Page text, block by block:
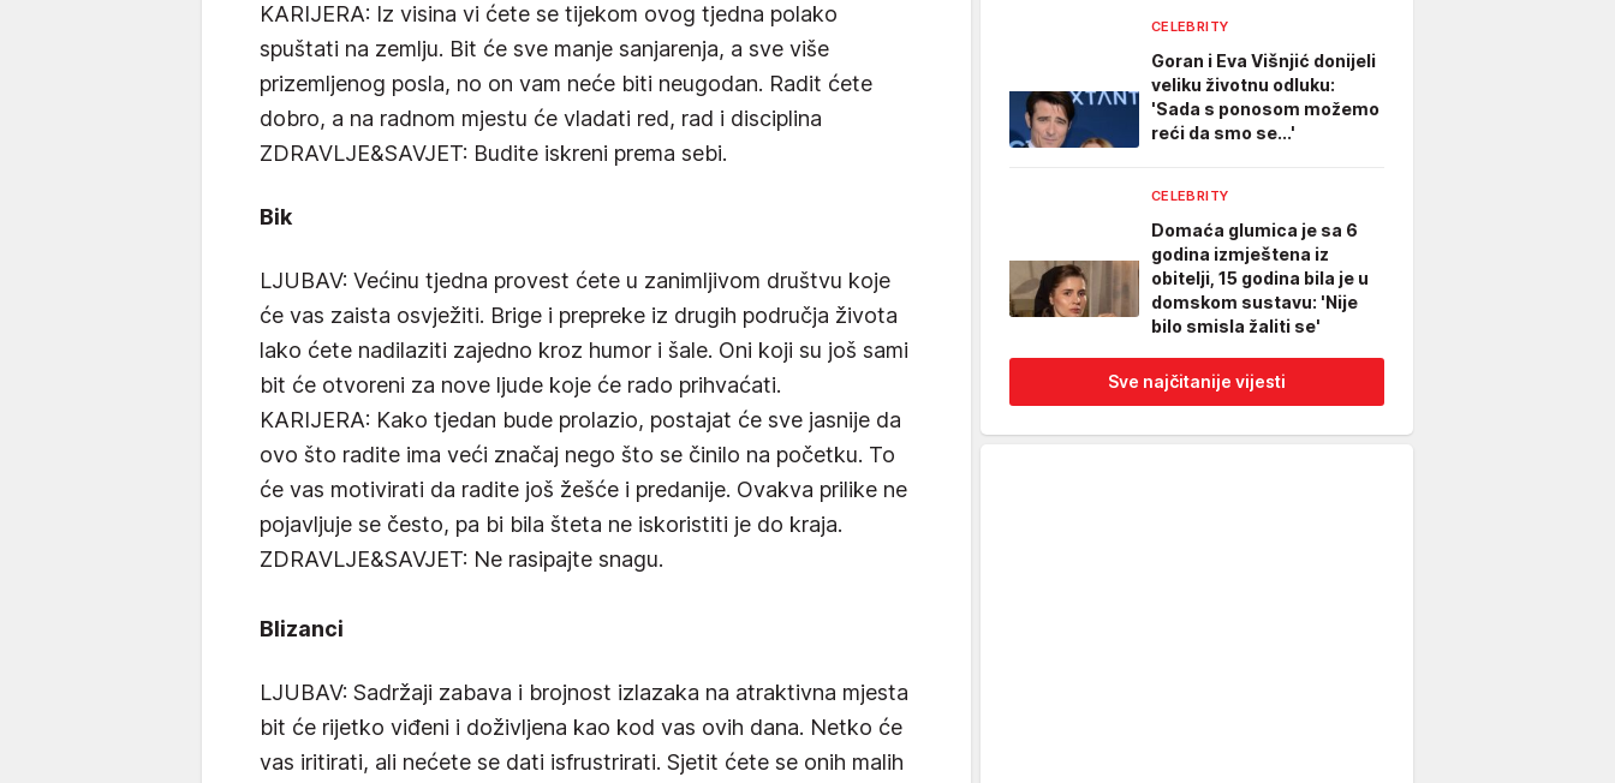
KARIJERA: Iz visina vi ćete se tijekom ovog tjedna polako
spuštati na zemlju. Bit će sve manje sanjarenja, a sve više
prizemljenog posla, no on vam neće biti neugodan. Radit ćete
dobro, a na radnom mjestu će vladati red, rad i disciplina
ZDRAVLJE&SAVJET: Budite iskreni prema sebi.
Bik
LJUBAV: Većinu tjedna provest ćete u zanimljivom društvu koje
će vas zaista osvježiti. Brige i prepreke iz drugih područja života
lako ćete nadilaziti zajedno kroz humor i šale. Oni koji su još sami
bit će otvoreni za nove ljude koje će rado prihvaćati.
KARIJERA: Kako tjedan bude prolazio, postajat će sve jasnije da
ovo što radite ima veći značaj nego što se činilo na početku. To
će vas motivirati da radite još žešće i predanije. Ovakva prilike ne
pojavljuje se često, pa bi bila šteta ne iskoristiti je do kraja.
ZDRAVLJE&SAVJET: Ne rasipajte snagu.
Blizanci
LJUBAV: Sadržaji zabava i brojnost izlazaka na atraktivna mjesta
bit će rijetko viđeni i doživljena kao kod vas ovih dana. Netko će
vas iritirati, ali nećete se dati isfrustrirati. Sjetit ćete se onih malih
CELEBRITY
Goran i Eva Višnjić donijeli
veliku životnu odluku:
'Sada s ponosom možemo
reći da smo se...'
CELEBRITY
Domaća glumica je sa 6
godina izmještena iz
obitelji, 15 godina bila je u
domskom sustavu: 'Nije
bilo smisla žaliti se'
Sve najčitanije vijesti